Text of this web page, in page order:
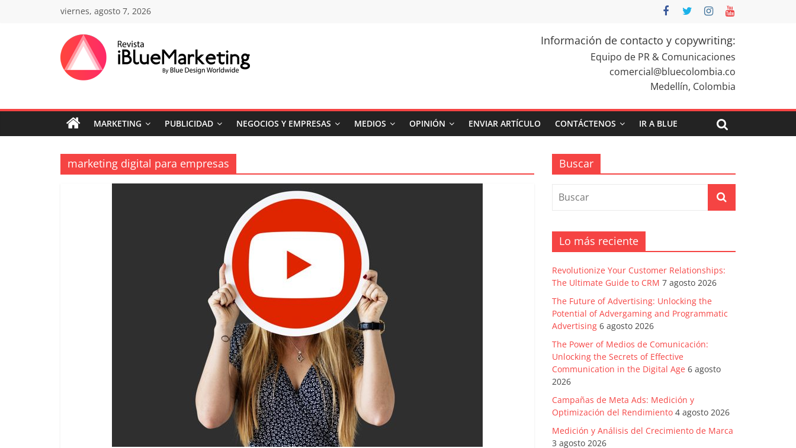
viernes, agosto 7, 2026
Revista
iBlue
Marketing
Colombia
Información de contacto y copywriting:
Equipo de PR & Comunicaciones
comercial@bluecolombia.co
Medellín, Colombia
MARKETING PUBLICIDAD NEGOCIOS Y EMPRESAS MEDIOS OPINIÓN ENVIAR ARTÍCULO CONTÁCTENOS IR A BLUE
marketing digital para empresas Buscar
Lo más reciente
Revolutionize Your Customer Relationships:
The Ultimate Guide to CRM 7 agosto 2026
The Future of Advertising: Unlocking the
Potential of Advergaming and Programmatic
Advertising 6 agosto 2026
The Power of Medios de Comunicación:
Unlocking the Secrets of Effective
Communication in the Digital Age 6 agosto
2026
Campañas de Meta Ads: Medición y
Optimización del Rendimiento 4 agosto 2026
Medición y Análisis del Crecimiento de Marca
3 agosto 2026